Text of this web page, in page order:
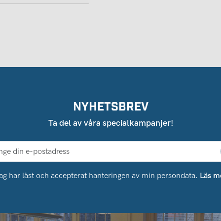
NYHETSBREV
Ta del av våra specialkampanjer!
har läst och accepterat hanteringen av min persondata. Läs